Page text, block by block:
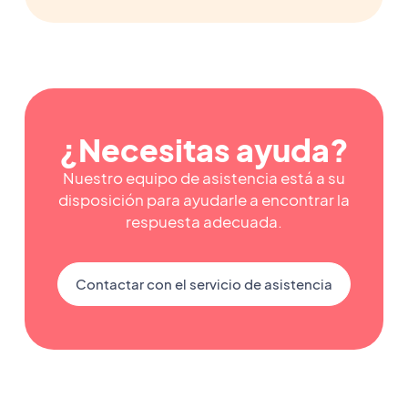
¿Necesitas ayuda?
Nuestro equipo de asistencia está a su
disposición para ayudarle a encontrar la
respuesta adecuada.
Contactar con el servicio de asistencia